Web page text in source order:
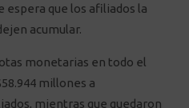
espera que los afiliados la
acumular.
monetarias en todo el
millones a
mientras que quedaron